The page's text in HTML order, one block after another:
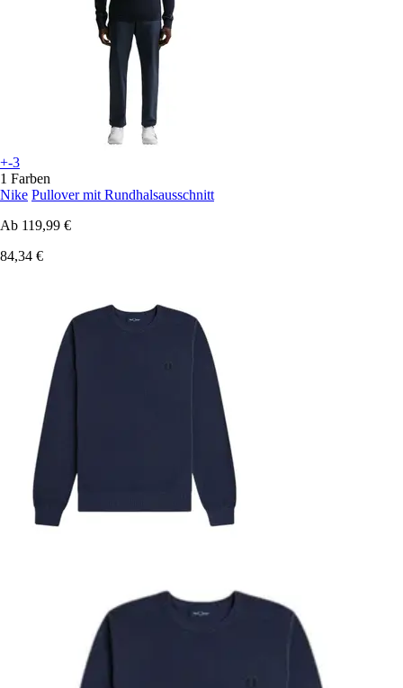
+-3
1 Farben
Nike Pullover mit Rundhalsausschnitt
Ab 119,99 €
84,34 €